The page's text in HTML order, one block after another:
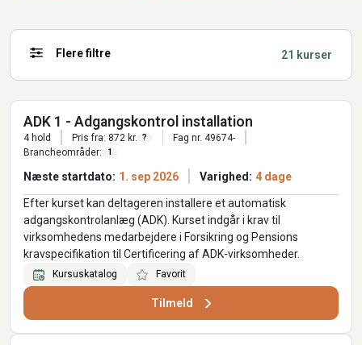
Flere filtre 21 kurser
ADK 1 - Adgangskontrol installation
4 hold Pris fra: 872 kr. ?
Fag nr. 49674-
Brancheområder:
1
Næste startdato: 1. sep 2026 Varighed: 4 dage
Efter kurset kan deltageren installere et automatisk
adgangskontrolanlæg (ADK). Kurset indgår i krav til
virksomhedens medarbejdere i Forsikring og Pensions
kravspecifikation til Certificering af ADK-virksomheder.
Kursuskatalog Favorit
Tilmeld